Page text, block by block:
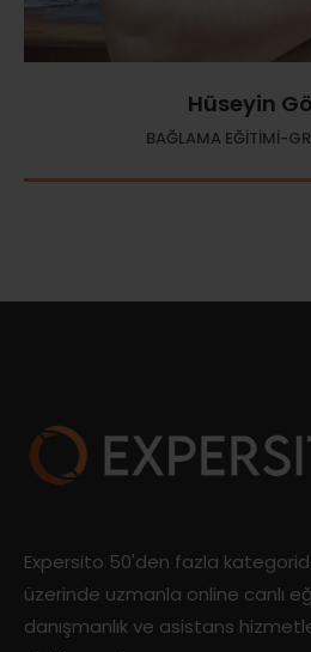
Hüseyin
BAĞLAMA EĞİTİMİ-
Expersito 50'den fazla
üzerinde uzmanla online canlı
danışmanlık ve asistans